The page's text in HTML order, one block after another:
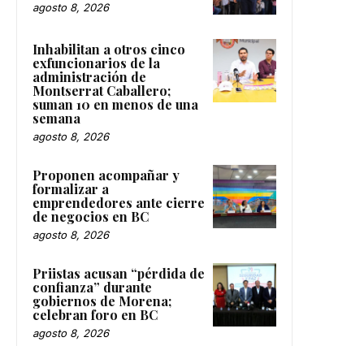
agosto 8, 2026
Inhabilitan a otros cinco
exfuncionarios de la
administración de
Montserrat Caballero;
suman 10 en menos de una
semana
agosto 8, 2026
Proponen acompañar y
formalizar a
emprendedores ante cierre
de negocios en BC
agosto 8, 2026
Priistas acusan “pérdida de
confianza” durante
gobiernos de Morena;
celebran foro en BC
agosto 8, 2026